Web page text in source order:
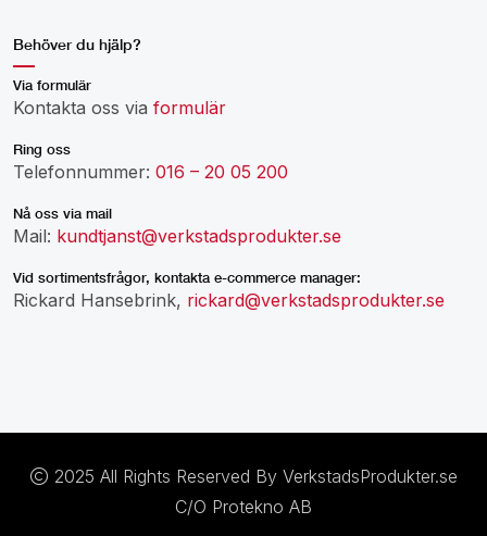
Behöver du hjälp?
Via formulär
Kontakta oss via formulär
Ring oss
Telefonnummer: 016 – 20 05 200
Nå oss via mail
Mail: kundtjanst@verkstadsprodukter.se
Vid sortimentsfrågor, kontakta e-commerce manager:
Rickard Hansebrink, rickard@verkstadsprodukter.se
2025 All Rights Reserved By VerkstadsProdukter.se
C/O Protekno AB